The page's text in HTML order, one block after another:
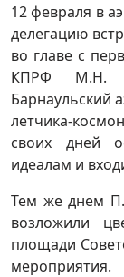
12 февраля в
делегацию
во главе с
КПРФ М.Н.
Барнаульский
летчика-
своих дней
идеалам и
Тем же днем
возложили
площади
мероприятия.